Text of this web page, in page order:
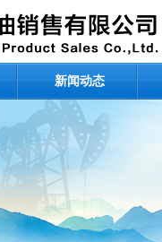
新闻动态